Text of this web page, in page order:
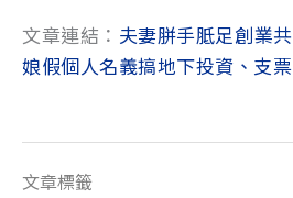
文章連結： 夫妻胼手胝足創業
娘假個人名義搞地下投資、支
文章標籤